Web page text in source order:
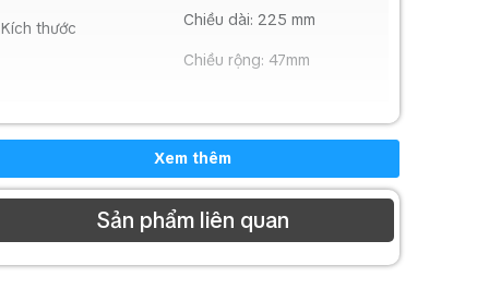
Kích thước Chiều dài: 225 mm
Chiều rộng: 47mm
Xem thêm
Sản phẩm liên quan